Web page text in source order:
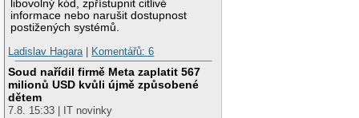
libovolný kód, zpřístupnit citlivé
informace nebo narušit dostupnost
postižených systémů.
Ladislav Hagara | Komentářů: 6
Soud nařídil firmě Meta zaplatit 567
milionů USD kvůli újmě způsobené
dětem
7.8. 15:33 | IT novinky